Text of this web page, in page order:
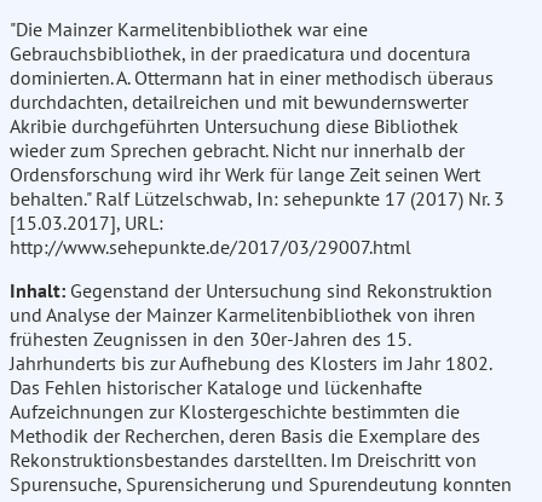
"Die Mainzer Karmelitenbibliothek war eine
Gebrauchsbibliothek, in der praedicatura und docentura
dominierten. A. Ottermann hat in einer methodisch überaus
durchdachten, detailreichen und mit bewundernswerter
Akribie durchgeführten Untersuchung diese Bibliothek
wieder zum Sprechen gebracht. Nicht nur innerhalb der
Ordensforschung wird ihr Werk für lange Zeit seinen Wert
behalten." Ralf Lützelschwab, In: sehepunkte 17 (2017) Nr. 3
[15.03.2017], URL:
http://www.sehepunkte.de/2017/03/29007.html
Inhalt: Gegenstand der Untersuchung sind Rekonstruktion
und Analyse der Mainzer Karmelitenbibliothek von ihren
frühesten Zeugnissen in den 30er-Jahren des 15.
Jahrhunderts bis zur Aufhebung des Klosters im Jahr 1802.
Das Fehlen historischer Kataloge und lückenhafte
Aufzeichnungen zur Klostergeschichte bestimmten die
Methodik der Recherchen, deren Basis die Exemplare des
Rekonstruktionsbestandes darstellten. Im Dreischritt von
Spurensuche, Spurensicherung und Spurendeutung konnten